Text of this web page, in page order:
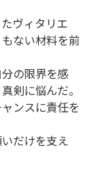
ヴィタリエ
ない材料を前
の限界を感
剣に悩んだ。
ンスに責任を
だけを支え